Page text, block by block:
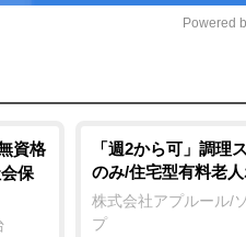
t
Powered
資格
保
「週2から可」調理
のみ/住宅型有料老
株式会社アプルール/
プ